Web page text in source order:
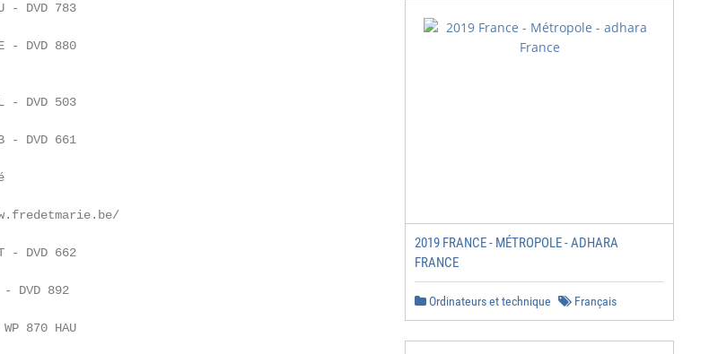
783
DVD 880
DVD 503
DVD 661
DVD 662
892
870 HAU
2019 FRANCE - MÉTROPOLE - ADHARA
FRANCE
Ordinateurs et technique Français